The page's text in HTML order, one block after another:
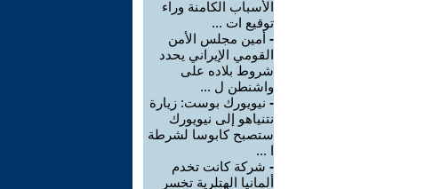
الأسباب الكامنة وراء
توقيع ات ...
- أمين مجلس الأمن
القومي الإيراني يحدد
شروط بلاده على
واشنطن ل ...
- نيويورك بوست: زيارة
نتنياهو إلى نيويورك
ستصبح كابوسا لشرطة
ا ...
- شركة كانت تخدم
ألمانيا الهتلرية تخسر